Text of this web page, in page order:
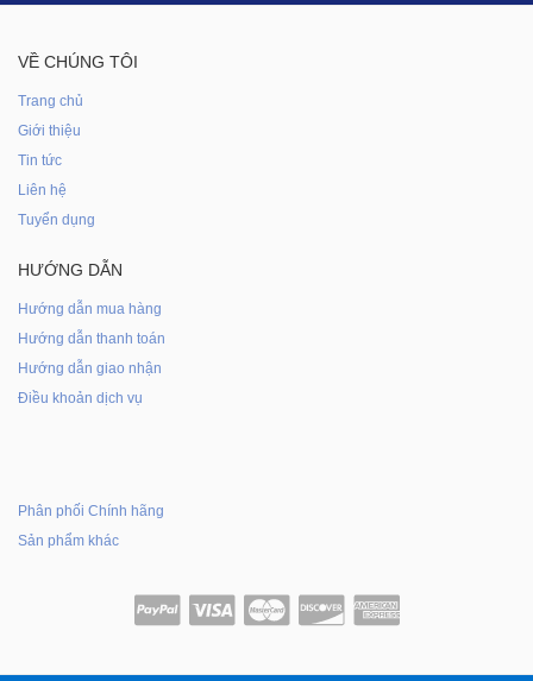
VỀ CHÚNG TÔI
Trang chủ
Giới thiệu
Tin tức
Liên hệ
Tuyển dụng
HƯỚNG DẪN
Hướng dẫn mua hàng
Hướng dẫn thanh toán
Hướng dẫn giao nhận
Điều khoản dịch vụ
Phân phối Chính hãng
Sản phẩm khác